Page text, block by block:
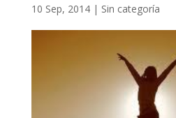
10 Sep, 2014| Sin categoría